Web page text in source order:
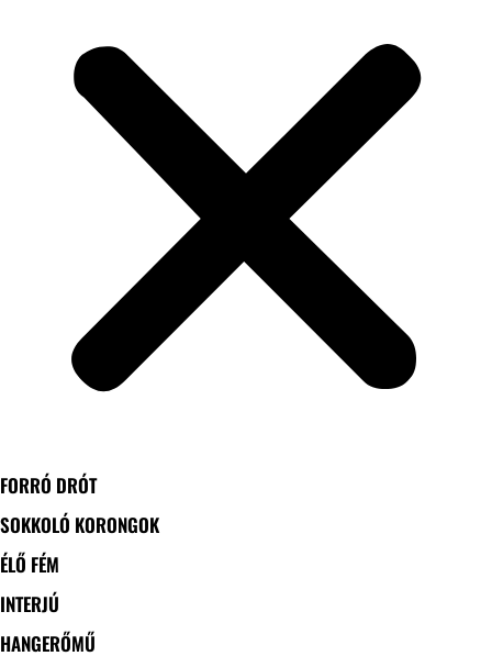
FORRÓ DRÓT
SOKKOLÓ KORONGOK
ÉLŐ FÉM
INTERJÚ
HANGERŐMŰ